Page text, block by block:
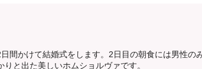
間かけて結婚式をします。2日目の朝食には男性
と出た美しいホムショルヴァです。